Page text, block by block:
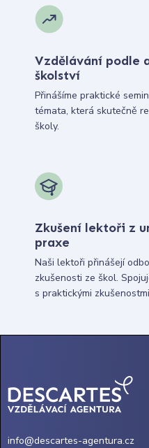
Vzdělávání podle
školství
Přinášíme praktické
témata, která skutečně
školy.
Zkušení lektoři z
praxe
Naši lektoři přinášejí
zkušenosti ze škol.
s praktickými
info@descartes-agentura.cz